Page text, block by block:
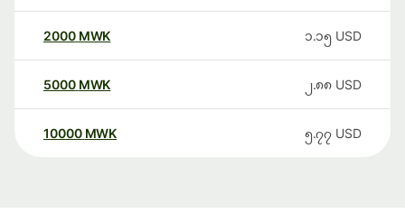
2000 MWK ၁.၁၅ USD
5000 MWK ၂.၈၈ USD
10000 MWK ၅.၇၇ USD